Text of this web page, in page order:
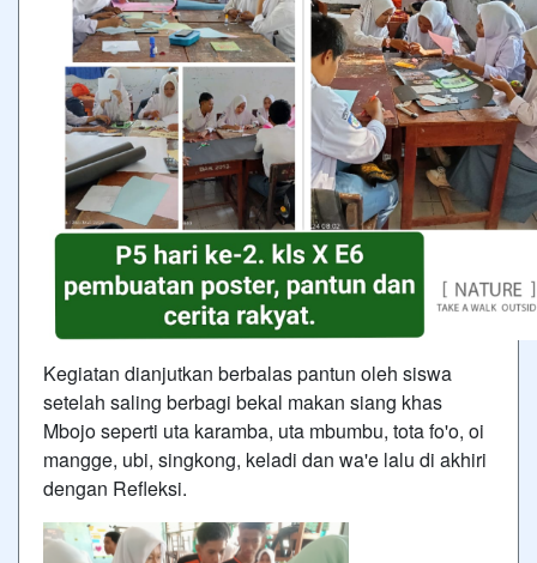
Kegiatan dianjutkan berbalas pantun oleh siswa
setelah saling berbagi bekal makan siang khas
Mbojo seperti uta karamba, uta mbumbu, tota fo'o, oi
mangge, ubi, singkong, keladi dan wa'e lalu di akhiri
dengan Refleksi.